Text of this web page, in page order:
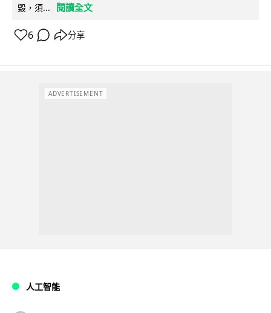
毀，須...
閱讀全文
6 分享
ADVERTISEMENT
人工智能